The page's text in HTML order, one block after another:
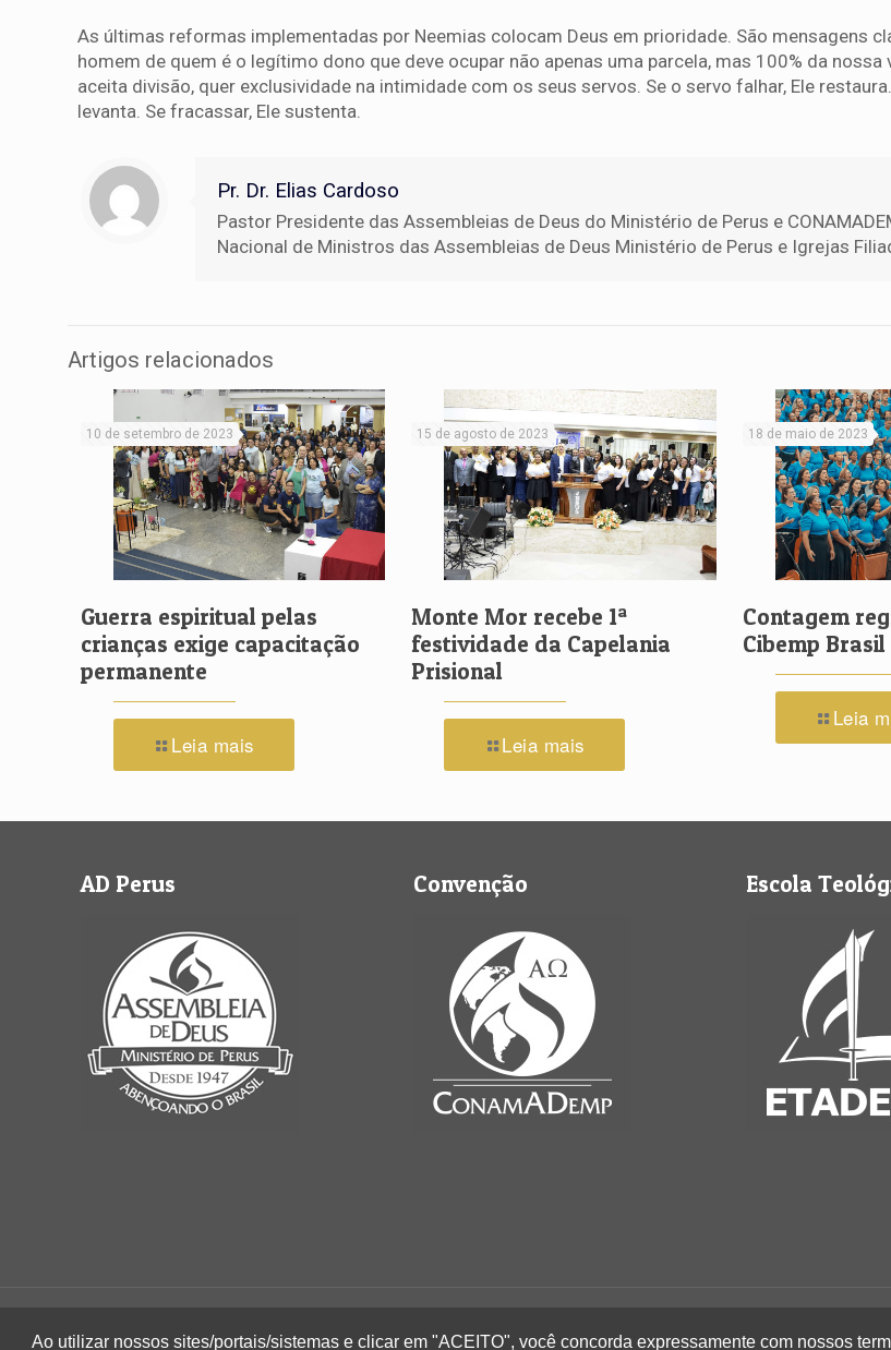
As últimas reformas implementadas por Neemias colocam Deus em prioridade. São mensagens
homem de quem é o legítimo dono que deve ocupar não apenas uma parcela, mas 100% da nossa
aceita divisão, quer exclusividade na intimidade com os seus servos. Se o servo falhar, Ele restaura.
levanta. Se fracassar, Ele sustenta.
Pr. Dr. Elias Cardoso
Pastor Presidente das Assembleias de Deus do Ministério de Perus e
Nacional de Ministros das Assembleias de Deus Ministério de Perus e Igrejas
Artigos relacionados
10 de setembro de 2023
Guerra espiritual pelas
crianças exige capacitação
permanente
Leia mais
15 de agosto de 2023
Monte Mor recebe 1ª
festividade da Capelania
Prisional
Leia mais
18 de maio de 2023
Contagem
Cibemp Brasil
Leia
AD Perus Convenção Escola
2022 © Igreja Assembleia de Deus Ministério de Perus - Todos os direitos reservados
Ao utilizar nossos sites/portais/sistemas e clicar em "ACEITO", você concorda expressamente com nossos